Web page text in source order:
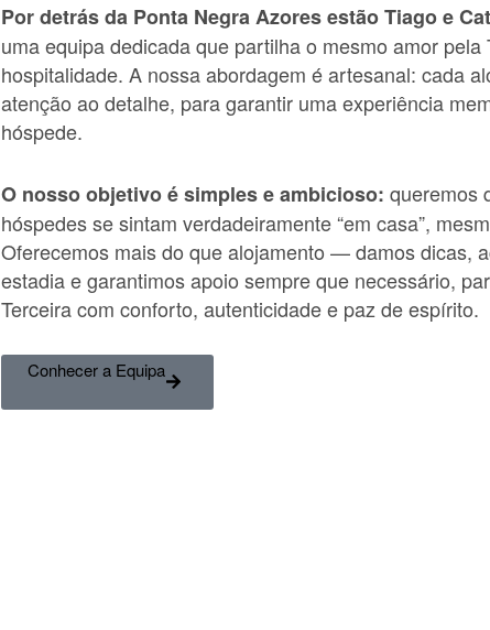
Por detrás da Ponta Negra Azores estão Tiago e
uma equipa dedicada que partilha o mesmo amor pela
hospitalidade. A nossa abordagem é artesanal: cada
atenção ao detalhe, para garantir uma experiência
hóspede.
O nosso objetivo é simples e ambicioso: queremos
hóspedes se sintam verdadeiramente “em casa”,
Oferecemos mais do que alojamento — damos dicas,
estadia e garantimos apoio sempre que necessário,
Terceira com conforto, autenticidade e paz de espírito.
Conhecer a Equipa